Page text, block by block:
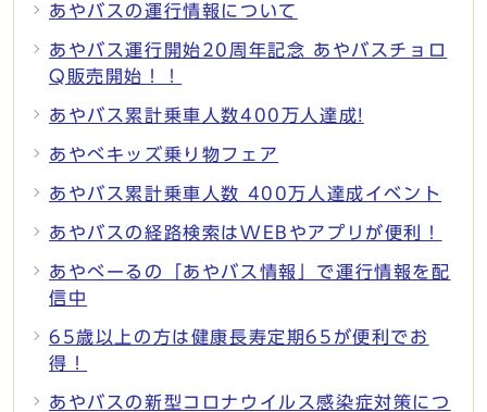
あやバスの運行情報について
あやバス運行開始20周年記念 あやバスチョロ
Q販売開始！！
あやバス累計乗車人数400万人達成!
あやべキッズ乗り物フェア
あやバス累計乗車人数 400万人達成イベント
あやバスの経路検索はWEBやアプリが便利！
あやべーるの「あやバス情報」で運行情報を配
信中
65歳以上の方は健康長寿定期65が便利でお
得！
あやバスの新型コロナウイルス感染症対策につ